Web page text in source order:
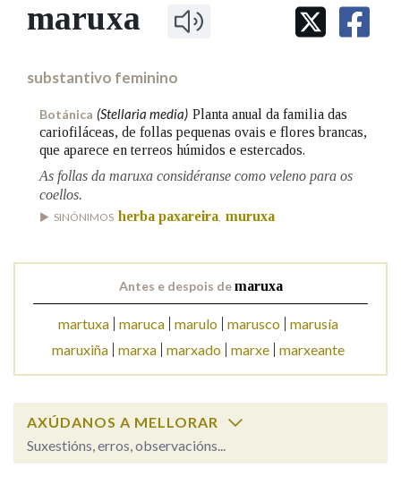
IDENTIDADE CORPORATIVA
MARCIAL DEL ADALID
FIGURAS HOMENAXEADAS
PRIMAVERA DAS LETRAS
PORTAL DAS PALABRAS
Facebook
TwitterYoutubeInstagram
Bluesky
BUSCAR NOS LEMAS
Remata por
Contén
Na fraseoloxía
maruxa
substantivo feminino
Botánica (Stellaria media) Planta anual da familia das
cariofiláceas, de follas pequenas ovais e flores brancas,
que aparece en terreos húmidos e estercados.
As follas da maruxa considéranse como veleno para os
coellos.
SINÓNIMOS herba paxareira muruxa
Antes e despois demaruxa
martuxa maruca marulo marusco marusía
maruxiña marxa marxado marxe marxeante
AXÚDANOS A MELLORAR
Suxestións, erros, observacións...